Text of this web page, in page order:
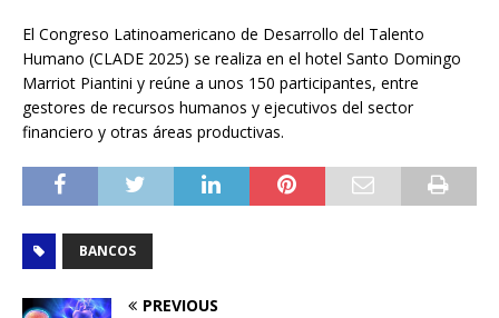
El Congreso Latinoamericano de Desarrollo del Talento
Humano (CLADE 2025) se realiza en el hotel Santo Domingo
Marriot Piantini y reúne a unos 150 participantes, entre
gestores de recursos humanos y ejecutivos del sector
financiero y otras áreas productivas.
BANCOS
PREVIOUS